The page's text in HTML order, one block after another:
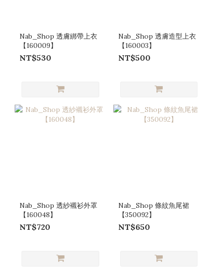
Nab_Shop 透膚綁帶上衣
【160009】
NT$530
Nab_Shop 透膚造型上衣
【160003】
NT$500
Nab_Shop 透紗襯衫外罩
【160048】
NT$720
Nab_Shop 條紋魚尾裙
【350092】
NT$650